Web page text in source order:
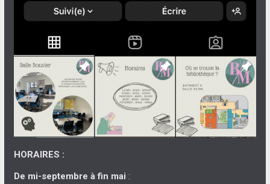
HORAIRES :
De mi-septembre à fin mai :